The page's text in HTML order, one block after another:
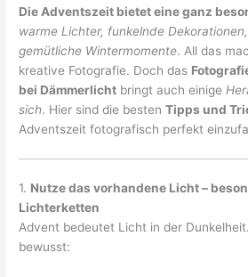
Die Adventszeit bietet eine ganz
warme Lichter, funkelnde
gemütliche Wintermomente. All das
kreative Fotografie. Doch das
bei Dämmerlicht bringt auch einige
sich. Hier sind die bestenTipps und
Adventszeit fotografisch perfekt
1. Nutze das vorhandene Licht –
Lichterketten
Advent bedeutet Licht in der
bewusst: